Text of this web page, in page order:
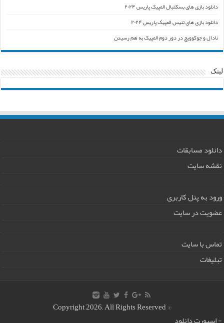
دانلود بازی های بسکتبال المپیک پاریس ۲۰۲۴
دانلود بازی های تنیس المپیک پاریس ۲۰۲۴
نادال و جوکوویچ در دور دوم المپیک به هم رسیدن
لینک
دانلود مسابقات
نقشه سایت
ورود به پنل کاربری
عضویت در سایت
تماس با سایت
تبلیغات
© Copyright 2026, All Rights Reserved